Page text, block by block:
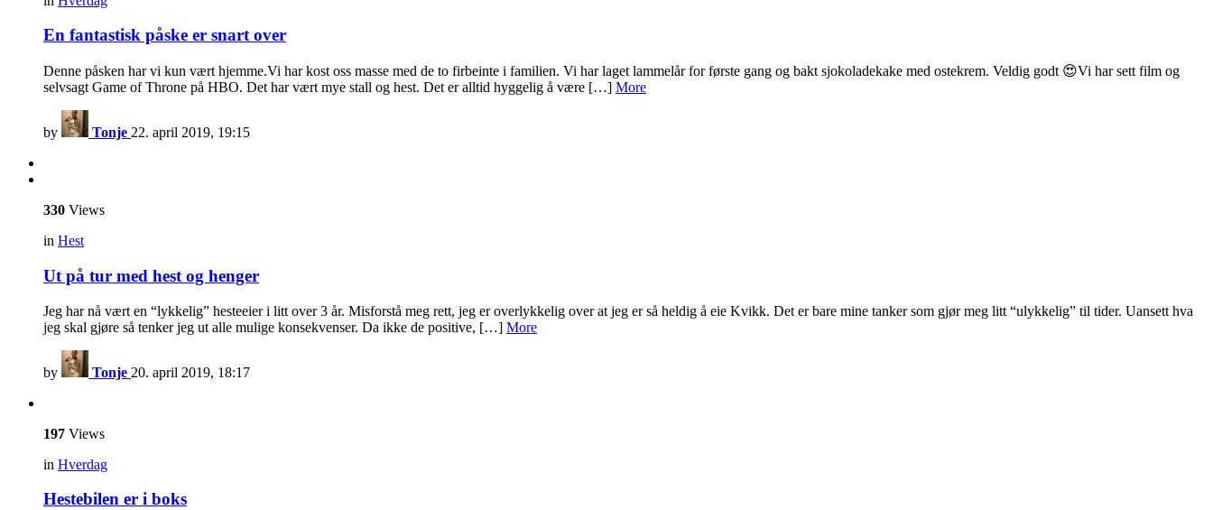
En fantastisk påske er snart over
Denne påsken har vi kun vært hjemme.Vi har kost oss masse med de to firbeinte i familien. Vi har laget lammelår for første gang og bakt sjokoladekake med ostekrem. Veldig godt 😍Vi har sett film og
selvsagt Game of Throne på HBO. Det har vært mye stall og hest. Det er alltid hyggelig å være […] More
by Tonje 22. april 2019, 19:15
330 Views
in Hest
Ut på tur med hest og henger
Jeg har nå vært en “lykkelig” hesteeier i litt over 3 år. Misforstå meg rett, jeg er overlykkelig over at jeg er så heldig å eie Kvikk. Det er bare mine tanker som gjør meg litt “ulykkelig” til tider. Uansett hva
jeg skal gjøre så tenker jeg ut alle mulige konsekvenser. Da ikke de positive, […] More
by Tonje 20. april 2019, 18:17
197 Views
in Hverdag
Hestebilen er i boks